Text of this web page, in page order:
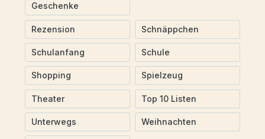
Geschenke
Rezension Schnäppchen
Schulanfang Schule
Shopping Spielzeug
Theater Top 10 Listen
Unterwegs Weihnachten